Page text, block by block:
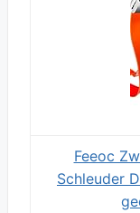
Feeoc
Schleuder